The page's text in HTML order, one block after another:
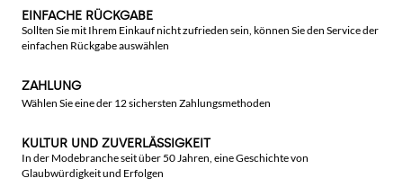
EINFACHE RÜCKGABE
Sollten Sie mit Ihrem Einkauf nicht zufrieden sein, können Sie den Service der
einfachen Rückgabe auswählen
ZAHLUNG
Wählen Sie eine der 12 sichersten Zahlungsmethoden
KULTUR UND ZUVERLÄSSIGKEIT
In der Modebranche seit über 50 Jahren, eine Geschichte von
Glaubwürdigkeit und Erfolgen